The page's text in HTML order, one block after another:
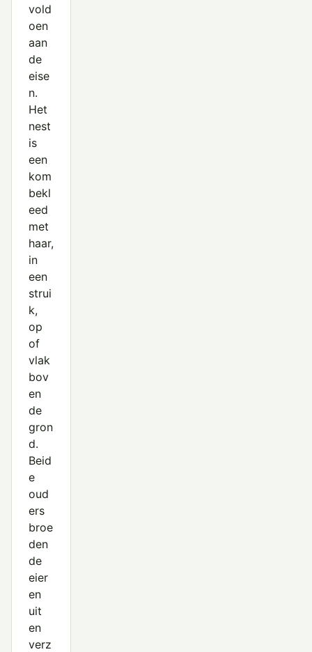
vold
oen
aan
de
eise
n.
Het
nest
is
een
kom
bekl
eed
met
haar,
in
een
strui
k,
op
of
vlak
bov
en
de
gron
d.
Beid
e
oud
ers
broe
den
de
eier
en
uit
en
verz